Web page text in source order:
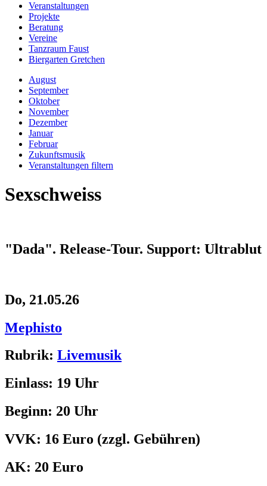
Veranstaltungen
Projekte
Beratung
Vereine
Tanzraum Faust
Biergarten Gretchen
August
September
Oktober
November
Dezember
Januar
Februar
Zukunftsmusik
Veranstaltungen filtern
Sexschweiss
"Dada". Release-Tour. Support: Ultrablut
Do, 21.05.26
Mephisto
Rubrik: Livemusik
Einlass: 19 Uhr
Beginn: 20 Uhr
VVK: 16 Euro (zzgl. Gebühren)
AK: 20 Euro